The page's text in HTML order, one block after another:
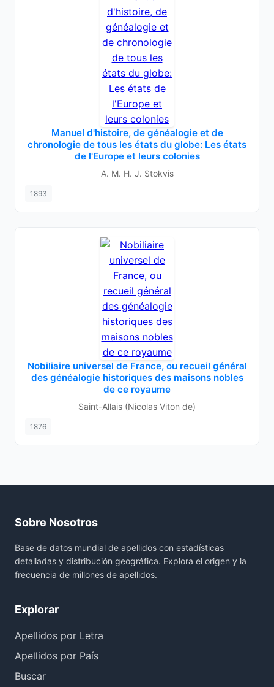
Manuel d'histoire, de généalogie et de
chronologie de tous les états du globe: Les états
de l'Europe et leurs colonies
A. M. H. J. Stokvis
1893
Nobiliaire universel de France, ou recueil général
des généalogie historiques des maisons nobles
de ce royaume
Saint-Allais (Nicolas Viton de)
1876
Sobre Nosotros
Base de datos mundial de apellidos con estadísticas
detalladas y distribución geográfica. Explora el origen y la
frecuencia de millones de apellidos.
Explorar
Apellidos por Letra
Apellidos por País
Buscar